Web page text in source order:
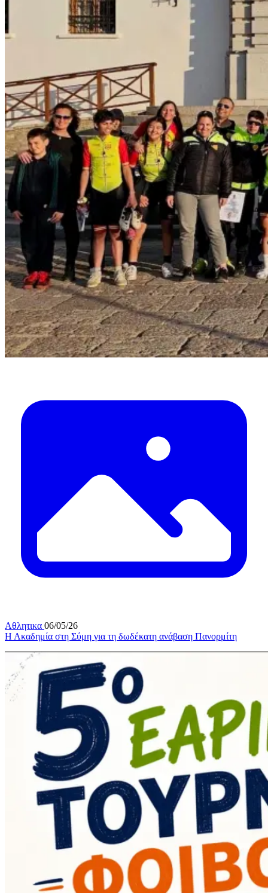
Αθλητικα 06/05/26
Η Ακαδημία στη Σύμη για τη δωδέκατη ανάβαση Πανορμίτη